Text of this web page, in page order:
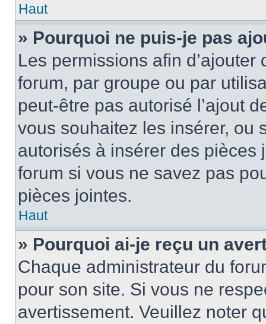
Haut
» Pourquoi ne puis-je pas
Les permissions afin
forum, par groupe ou par
peut-être pas autorisé l’ajout
vous souhaitez les insérer, ou
autorisés à insérer des pièces
forum si vous ne savez pas
pièces jointes.
Haut
» Pourquoi ai-je reçu un
Chaque administrateur du
pour son site. Si vous ne
avertissement. Veuillez noter